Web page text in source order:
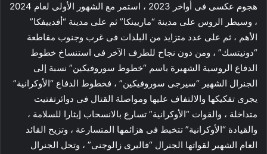
هجوم عكسى فى أواخر 2023 ، استمر مع الشهور الأولى لعام 2024
، وسيطر الروس على مدينة “ماريينكا” ثم على مدينة “أفدييفكا”
الأهم ، ثم على عدد متزايد من البلدات فى غرب وجنوب مقاطعة
“دونيتسك” ، ومن دون نجاح للطرف الآخر فى استنساخ خطوط
الدفاع الروسية الشهيرة باسم “خطوط سوروفيكين” نسبة إلى
الجنرال الشهير “سيرجى سوروفيكين” ، فخطوط الدفاع “الأوكرانية”
يجرى تفكيكها والالتفاف عليها ومواصلة القتال فى دوائرتفتيت
متداخلة ، والقوات “الأوكرانية” تسارع بالانسحاب إيثارا للسلامة ،
والقيادة “الأوكرانية” تتخبط فى هزائمها المتسارعة ، وتزيح القائد
العام الشهير لقواتها الجنرال “فاليرى زالوجنى” ، وتحل الجنرال